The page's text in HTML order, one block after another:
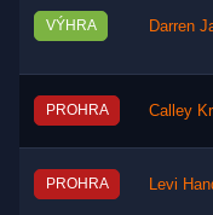
VÝHRA Darren
PROHRA Calley
PROHRA Levi